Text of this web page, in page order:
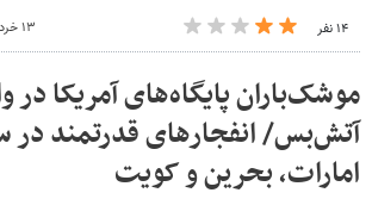
۱۴ نفر ۱۳ خرداد ۱۴۰۵ - ۰۶:۵۶
موشک‌باران پایگاه‌های آمریکا
آتش‌بس/ انفجارهای قدرتمند در
امارات، بحرین و کویت